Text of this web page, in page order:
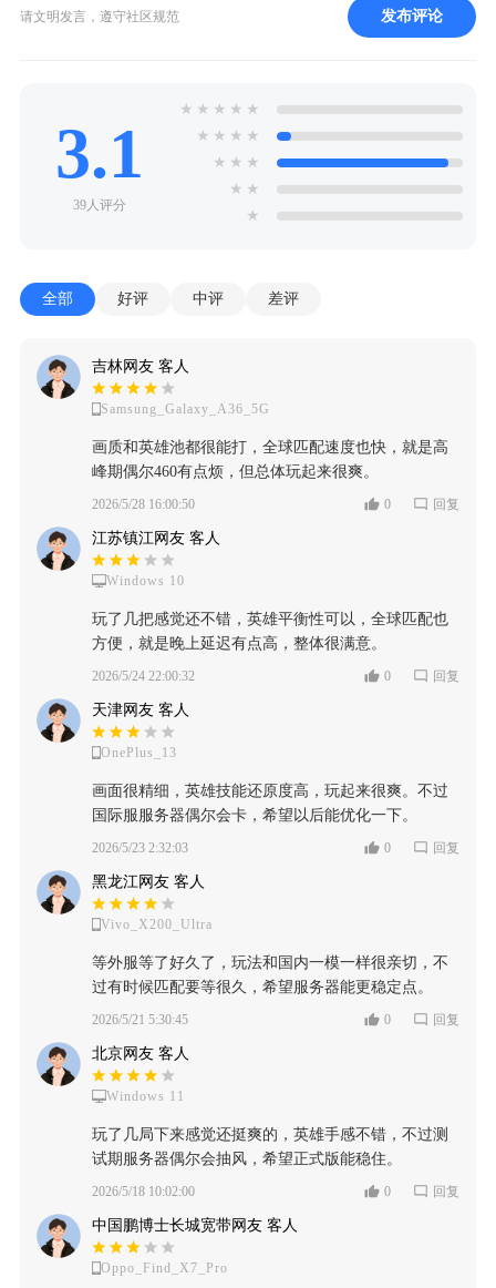
请文明发言，遵守社区规范 发布评论
3.1
39人评分
★ ★ ★ ★ ★
★ ★ ★ ★
★ ★ ★
★ ★
★
全部 好评 中评 差评
吉林网友 客人
Samsung_Galaxy_A36_5G
画质和英雄池都很能打，全球匹配速度也快，就是高
峰期偶尔460有点烦，但总体玩起来很爽。
2026/5/28 16:00:50 0 回复
江苏镇江网友 客人
Windows 10
玩了几把感觉还不错，英雄平衡性可以，全球匹配也
方便，就是晚上延迟有点高，整体很满意。
2026/5/24 22:00:32 0 回复
天津网友 客人
OnePlus_13
画面很精细，英雄技能还原度高，玩起来很爽。不过
国际服服务器偶尔会卡，希望以后能优化一下。
2026/5/23 2:32:03 0 回复
黑龙江网友 客人
Vivo_X200_Ultra
等外服等了好久了，玩法和国内一模一样很亲切，不
过有时候匹配要等很久，希望服务器能更稳定点。
2026/5/21 5:30:45 0 回复
北京网友 客人
Windows 11
玩了几局下来感觉还挺爽的，英雄手感不错，不过测
试期服务器偶尔会抽风，希望正式版能稳住。
2026/5/18 10:02:00 0 回复
中国鹏博士长城宽带网友 客人
Oppo_Find_X7_Pro